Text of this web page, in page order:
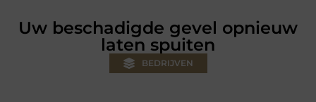
Uw beschadigde gevel opnieuw
laten spuiten
BEDRIJVEN